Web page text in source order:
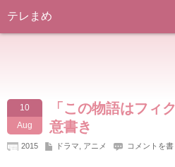
テレまめ
10
Aug
「この物語はフィ
意書き
2015 ドラマ アニメ コメントを書